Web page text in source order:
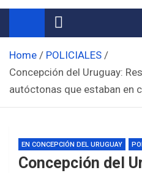
Noticias de
Información de toda la provincia
Home
POLICIALES
Concepción del Uruguay:
autóctonas que estaban en
EN CONCEPCIÓN DEL URUGUAY
Concepción del